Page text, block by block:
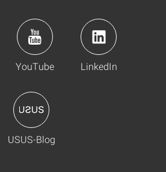
YouTube LinkedIn
USUS-Blog